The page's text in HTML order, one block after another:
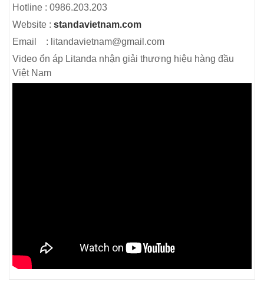
Hotline : 0986.203.203
Website : standavietnam.com
Email : litandavietnam@gmail.com
Video ổn áp Litanda nhận giải thương hiệu hàng đầu
Việt Nam